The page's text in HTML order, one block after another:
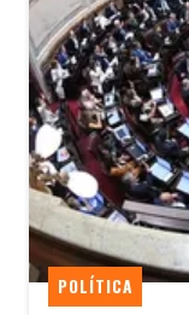
POLÍTICA